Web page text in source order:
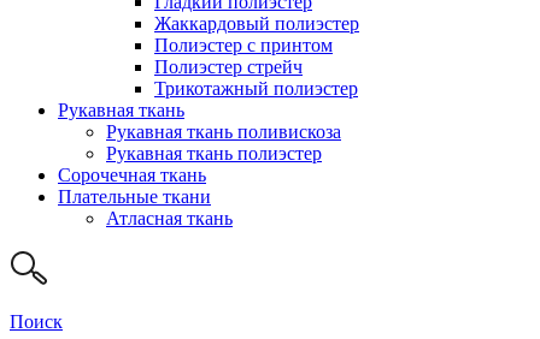
Жаккардовый полиэстер
Полиэстер с принтом
Полиэстер стрейч
Трикотажный полиэстер
Рукавная ткань
Рукавная ткань поливискоза
Рукавная ткань полиэстер
Сорочечная ткань
Плательные ткани
Атласная ткань
Поиск